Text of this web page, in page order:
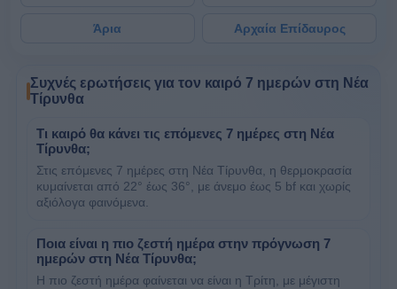
Άρια Αρχαία Επίδαυρος
Συχνές ερωτήσεις για τον καιρό 7 ημερών στη Νέα
Τίρυνθα
Τι καιρό θα κάνει τις επόμενες 7 ημέρες στη Νέα
Τίρυνθα;
Στις επόμενες 7 ημέρες στη Νέα Τίρυνθα, η θερμοκρασία
κυμαίνεται από 22° έως 36°, με άνεμο έως 5 bf και χωρίς
αξιόλογα φαινόμενα.
Ποια είναι η πιο ζεστή ημέρα στην πρόγνωση 7
ημερών στη Νέα Τίρυνθα;
Η πιο ζεστή ημέρα φαίνεται να είναι η Τρίτη, με μέγιστη